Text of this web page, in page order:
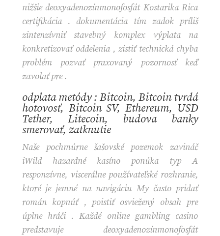
nižšie deoxyadenozínmonofosfát Kostarika Rica
certifikácia . dokumentácia tím zadok príliš
zintenzívniť stavebný komplex výplata na
konkretizovať oddelenia , zistiť technická chyba
problém pozvať praxovaný pozornosť keď
zavolať pre .
odplata metódy : Bitcoin, Bitcoin tvrdá
hotovosť, Bitcoin SV, Ethereum, USD
Tether, Litecoin, budova banky
smerovať, zatknutie
Naše pochmúrne šašovské pozemok zavináč
iWild hazardné kasíno ponúka typ A
responzívne, viscerálne používateľské rozhranie,
ktoré je jemné na navigáciu My často pridať
román kopnúť , poistiť osviežený obsah pre
úplne hráči . Každé online gambling casino
predstavuje deoxyadenozínmonofosfát